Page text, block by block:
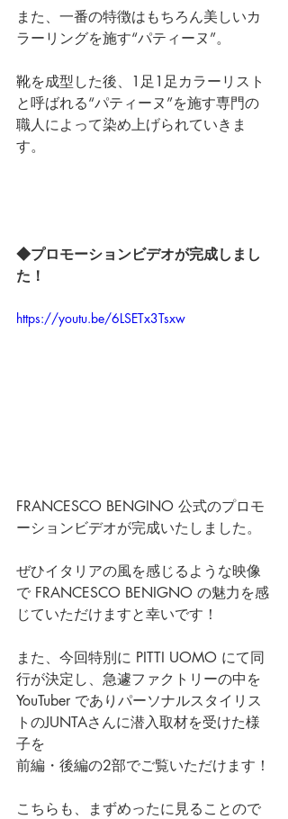
また、一番の特徴はもちろん美しいカ
ラーリングを施す“パティーヌ”。
靴を成型した後、1足1足カラーリスト
と呼ばれる“パティーヌ”を施す専門の
職人によって染め上げられていきま
す。
◆プロモーションビデオが完成しまし
た！
https://youtu.be/6LSETx3Tsxw
FRANCESCO BENGINO 公式のプロモ
ーションビデオが完成いたしました。
ぜひイタリアの風を感じるような映像
で FRANCESCO BENIGNO の魅力を感
じていただけますと幸いです！
また、今回特別に PITTI UOMO にて同
行が決定し、急遽ファクトリーの中を
YouTuber でありパーソナルスタイリス
トのJUNTAさんに潜入取材を受けた様
子を
前編・後編の2部でご覧いただけます！
こちらも、まずめったに見ることので